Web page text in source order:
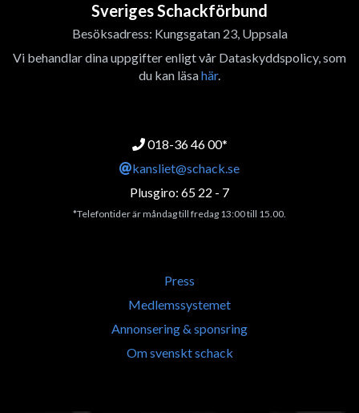
Sveriges Schackförbund
Besöksadress: Kungsgatan 23, Uppsala
Vi behandlar dina uppgifter enligt vår Dataskyddspolicy, som
du kan läsahär.
018-36 46 00*
kansliet@schack.se
Plusgiro: 65 22 - 7
*Telefontider är måndag till fredag 13:00 till 15.00.
Press
Medlemssystemet
Annonsering & sponsring
Om svenskt schack